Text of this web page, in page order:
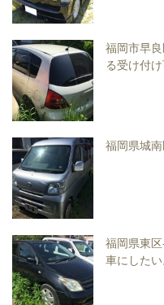
福岡市早
る受け付け
福岡県城
福岡県東
車にしたい